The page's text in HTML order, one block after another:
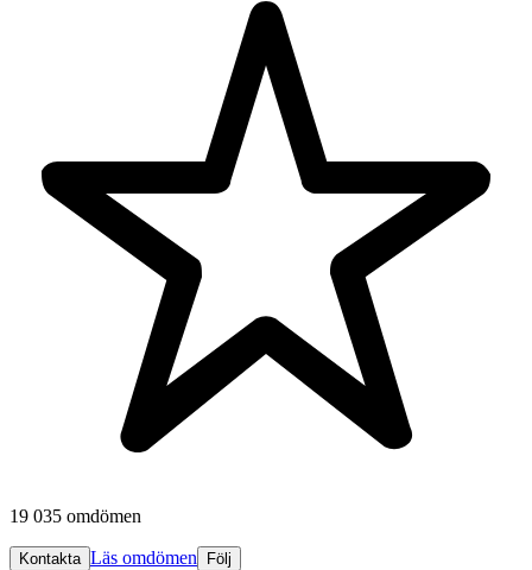
19 035 omdömen
Kontakta Läs omdömen Följ